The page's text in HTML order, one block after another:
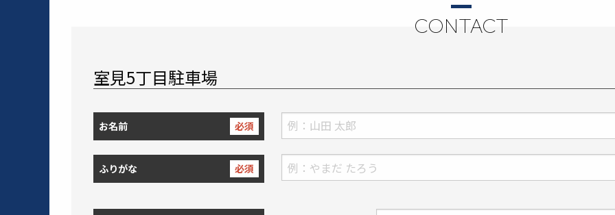
CONTACT
室見5丁目駐車場
お名前 必須
ふりがな 必須